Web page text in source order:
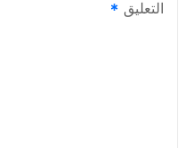
مالتعليق